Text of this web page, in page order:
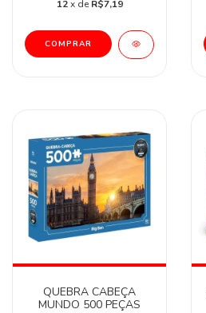
12 x de R$7,19
QUEBRA CABEÇA
MUNDO 500 PEÇAS